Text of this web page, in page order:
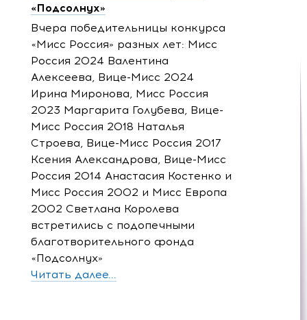
«Подсолнух»
Вчера победительницы конкурса
«Мисс Россия» разных лет: Мисс
Россия 2024 Валентина
Алексеева, Вице-Мисс 2024
Ирина Миронова, Мисс Россия
2023 Маргарита Голубева, Вице-
Мисс Россия 2018 Наталья
Строева, Вице-Мисс Россия 2017
Ксения Александрова, Вице-Мисс
Россия 2014 Анастасия Костенко и
Мисс Россия 2002 и Мисс Европа
2002 Светлана Королева
встретились с подопечными
благотворительного фонда
«Подсолнух»
Читать далее...